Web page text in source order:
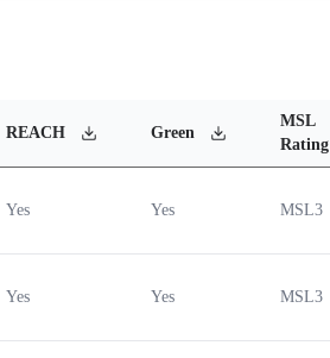
REACH Green
MSL
Rating
Yes Yes MSL3
Yes Yes MSL3